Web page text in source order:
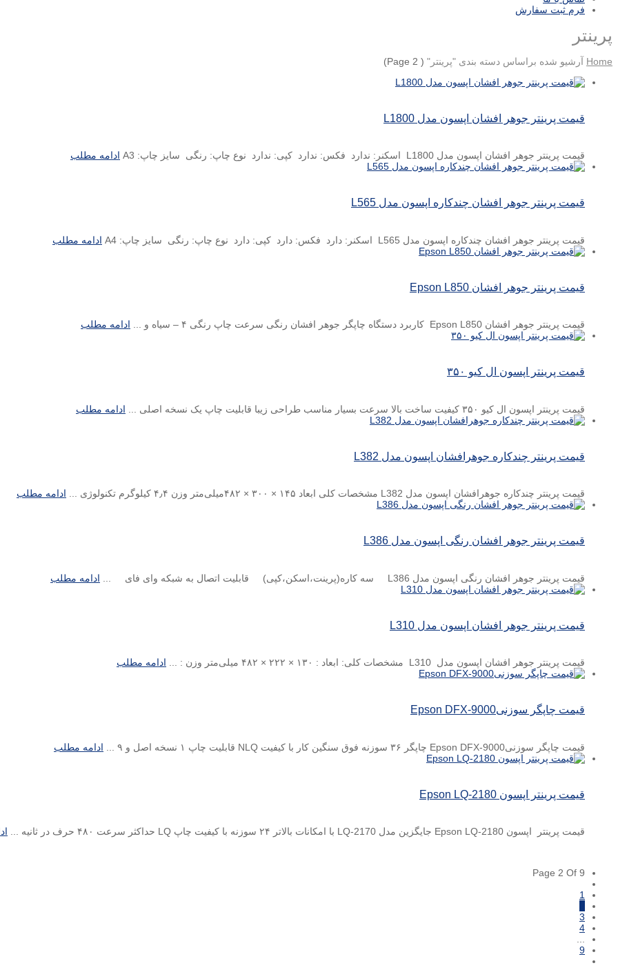
فرم ثبت سفارش
پرینتر
Home آرشیو شده براساس دسته بندی "پرینتر" ( Page 2)
قیمت پرینتر جوهر افشان اپسون مدل L1800
قیمت پرینتر جوهر افشان اپسون مدل L1800 اسکنر: ندارد فکس: ندارد کپی: ندارد نوع چاپ: رنگی سایز چاپ: A3 ادامه مطلب
قیمت پرینتر جوهر افشان چندکاره اپسون مدل L565
قیمت پرینتر جوهر افشان چندکاره اپسون مدل L565 اسکنر: دارد فکس: دارد کپی: دارد نوع چاپ: رنگی سایز چاپ: A4 ادامه مطلب
قیمت پرینتر جوهر افشان Epson L850
قیمت پرینتر جوهر افشان Epson L850 کاربرد دستگاه چاپگر جوهر افشان رنگی سرعت چاپ رنگی ۴ – سیاه و ... ادامه مطلب
قیمت پرینتر اپسون ال کیو ۳۵۰
قیمت پرینتر اپسون ال کیو ۳۵۰ کیفیت ساخت بالا سرعت بسیار مناسب طراحی زیبا قابلیت چاپ یک نسخه اصلی ... ادامه مطلب
قیمت پرینتر چندکاره جوهرافشان اپسون مدل L382
قیمت پرینتر چندکاره جوهرافشان اپسون مدل L382 مشخصات کلی ابعاد ۱۴۵ × ۳۰۰ × ۴۸۲میلی‌متر وزن ۴٫۴ کیلوگرم تکنولوژی ... ادامه مطلب
قیمت پرینتر جوهر افشان رنگی اپسون مدل L386
قیمت پرینتر جوهر افشان رنگی اپسون مدل L386 سه کاره(پرینت،اسکن،کپی) قابلیت اتصال به شبکه وای فای ... ادامه مطلب
قیمت پرینتر جوهر افشان اپسون مدل L310
قیمت پرینتر جوهر افشان اپسون مدل L310 مشخصات کلی: ابعاد : ۱۳۰ × ۲۲۲ × ۴۸۲ میلی‌متر وزن : ... ادامه مطلب
قیمت چاپگر سوزنیEpson DFX-9000
قیمت چاپگر سوزنیEpson DFX-9000 چاپگر ۳۶ سوزنه فوق سنگین کار با کیفیت NLQ قابلیت چاپ ۱ نسخه اصل و ۹ ... ادامه مطلب
قیمت پرینتر اپسون Epson LQ-2180
قیمت پرینتر اپسون Epson LQ-2180 جایگزین مدل LQ-2170 با امکانات بالاتر ۲۴ سوزنه با کیفیت چاپ LQ حداکثر سرعت ۴۸۰ حرف در ثانیه ...
Page 2 Of 9
1
3
4
...
9